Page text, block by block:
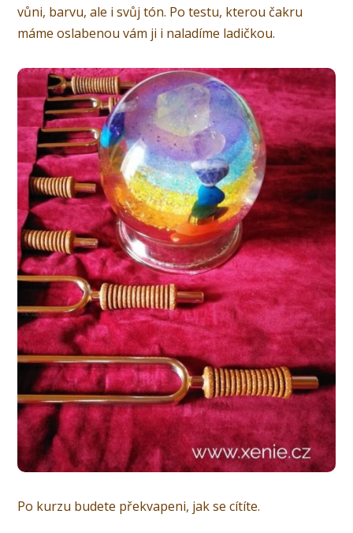
vůni, barvu, ale i svůj tón. Po testu, kterou čakru
máme oslabenou vám ji i naladíme ladičkou.
Po kurzu budete překvapeni, jak se cítíte.